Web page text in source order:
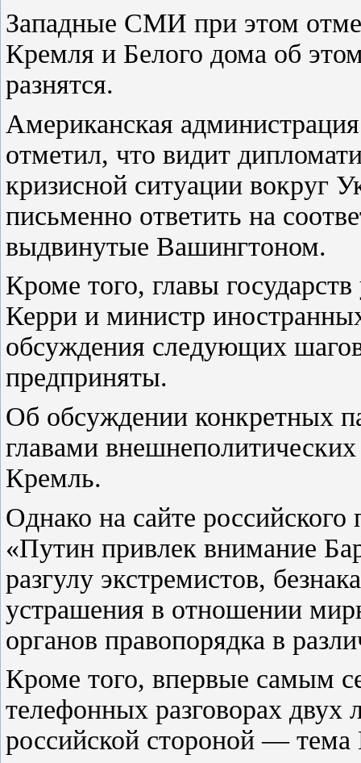
Западные СМИ при этом
Кремля и Белого дома об
разнятся.
Американская
отметил, что видит
кризисной ситуации вокруг
письменно ответить на
выдвинутые Вашингтоном.
Кроме того, главы
Керри и министр
обсуждения следующих
предприняты.
Об обсуждении конкретных
главами
Кремль.
Однако на сайте российского
«Путин привлек внимание
разгулу экстремистов,
устрашения в отношении
органов правопорядка в
Кроме того, впервые самым
телефонных разговорах
российской стороной — тема